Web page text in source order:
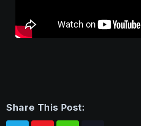
Share This Post: